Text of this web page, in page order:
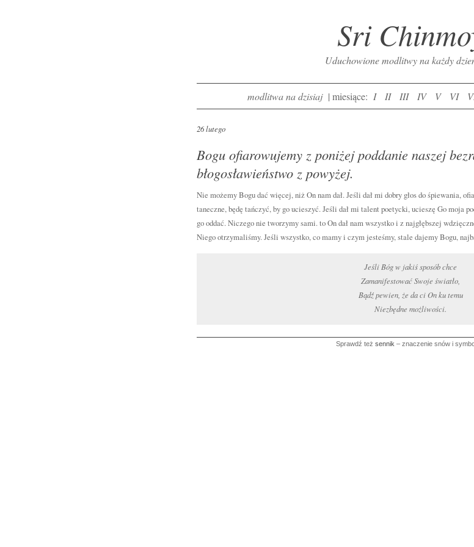
Sri
Uduchowione modlitwy na każdy
modlitwa na dzisiaj | miesiące: I II III IV V VI
26 lutego
Bogu ofiarowujemy z poniżej poddanie naszej
błogosławieństwo z powyżej.
Nie możemy Bogu dać więcej, niż On nam dał. Jeśli dał mi dobry głos do śpiewania,
taneczne, będę tańczyć, by go ucieszyć. Jeśli dał mi talent poetycki, ucieszę Go moja
go oddać. Niczego nie tworzymy sami. to On dał nam wszystko i z najgłębszej
Niego otrzymaliśmy. Jeśli wszystko, co mamy i czym jesteśmy, stale dajemy Bogu,
Jeśli Bóg w jakiś sposób chce
Zamanifestować Swoje światło,
Bądź pewien, że da ci On ku temu
Niezbędne możliwości.
Sprawdź też sennik – znaczenie snów i